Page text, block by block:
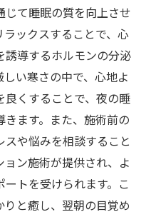
じて睡眠の質を向上させ
ックスすることで、心
誘導するホルモンの分泌
い寒さの中で、心地よ
良くすることで、夜の睡
ます。また、施術前の
や悩みを相談すること
ン施術が提供され、よ
トを受けられます。こ
と癒し、翌朝の目覚め